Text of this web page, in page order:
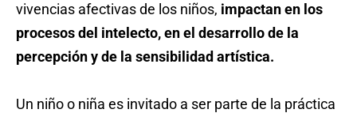
vivencias afectivas de los niños, impactan en los
procesos del intelecto, en el desarrollo de la
percepción y de la sensibilidad artística.
Un niño o niña es invitado a ser parte de la práctica